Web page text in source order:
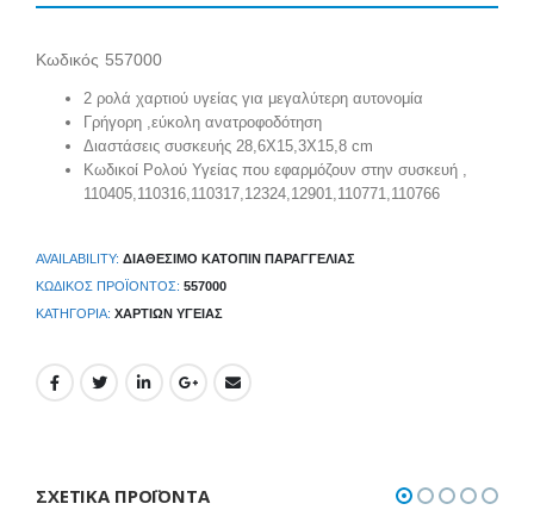
Κωδικός 557000
2 ρολά χαρτιού υγείας για μεγαλύτερη αυτονομία
Γρήγορη ,εύκολη ανατροφοδότηση
Διαστάσεις συσκευής 28,6Χ15,3Χ15,8 cm
Κωδικοί Ρολού Υγείας που εφαρμόζουν στην συσκευή ,
110405,110316,110317,12324,12901,110771,110766
AVAILABILITY: ΔΙΑΘΈΣΙΜΟ ΚΑΤΌΠΙΝ ΠΑΡΑΓΓΕΛΊΑΣ
ΚΩΔΙΚΌΣ ΠΡΟΪΌΝΤΟΣ: 557000
ΚΑΤΗΓΟΡΊΑ: ΧΑΡΤΙΏΝ ΥΓΕΊΑΣ
ΣΧΕΤΙΚΆ ΠΡΟΪΌΝΤΑ